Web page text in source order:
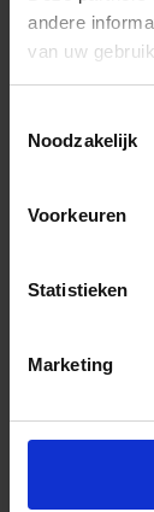
andere
van uw
Noodzakelijk
Voorkeuren
Statistieken
Marketing